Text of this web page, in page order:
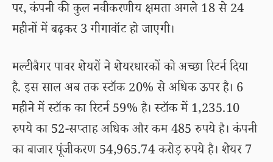
पर, कंपनी की कुल नवीकरणीय क्षमता अगले 18 से 24
महीनों में बढ़कर 3 गीगावॉट हो जाएगी।
मल्टीबैगर पावर शेयरों ने शेयरधारकों को अच्छा रिटर्न दिया
है. इस साल अब तक स्टॉक 20% से अधिक ऊपर है। 6
महीने में स्टॉक का रिटर्न 59% है। स्टॉक में 1,235.10
रुपये का 52-सप्ताह अधिक और कम 485 रुपये है। कंपनी
का बाजार पूंजीकरण 54,965.74 करोड़ रुपये है। शेयर 7